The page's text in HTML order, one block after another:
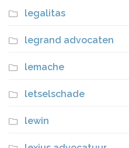
legalitas
legrand advocaten
lemache
letselschade
lewin